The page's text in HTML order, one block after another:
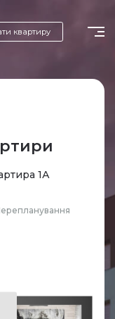
квартиру
1А